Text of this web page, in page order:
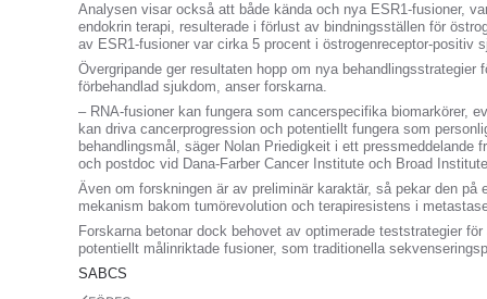
Analysen visar också att både kända och nya ESR1-fusioner,
endokrin terapi, resulterade i förlust av bindningsställen för
av ESR1-fusioner var cirka 5 procent i östrogenreceptor-positiv
Övergripande ger resultaten hopp om nya behandlingsstrategier
förbehandlad sjukdom, anser forskarna.
– RNA-fusioner kan fungera som cancerspecifika biomarkörer,
kan driva cancerprogression och potentiellt fungera som
behandlingsmål, säger Nolan Priedigkeit i ett pressmeddelande
och postdoc vid Dana-Farber Cancer Institute och Broad
Även om forskningen är av preliminär karaktär, så pekar den på
mekanism bakom tumörevolution och terapiresistens i
Forskarna betonar dock behovet av optimerade teststrategier
potentiellt målinriktade fusioner, som traditionella
SABCS